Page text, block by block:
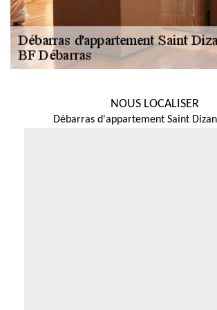
NOUS LOCALISER
Débarras d'appartement Saint